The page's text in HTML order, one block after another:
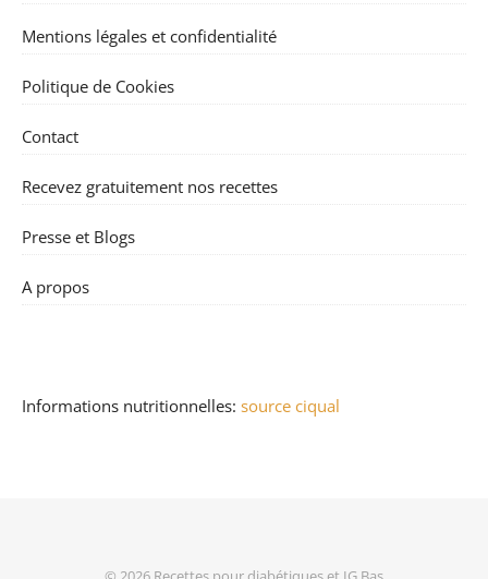
Mentions légales et confidentialité
Politique de Cookies
Contact
Recevez gratuitement nos recettes
Presse et Blogs
A propos
Informations nutritionnelles: source ciqual